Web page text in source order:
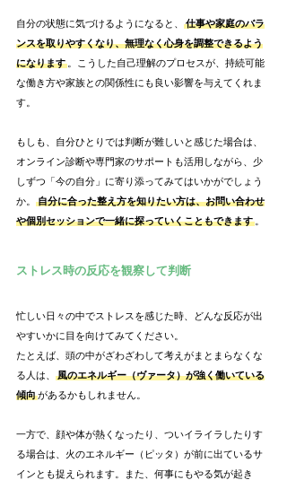
自分の状態に気づけるようになると、
仕事や家庭のバラ
ンスを取りやすくなり、無理なく心身を調整できるよう
になります 。こうした自己理解のプロセスが、持続可能
な働き方や家族との関係性にも良い影響を与えてくれま
す。
もしも、自分ひとりでは判断が難しいと感じた場合は、
オンライン診断や専門家のサポートも活用しながら、少
しずつ「今の自分」に寄り添ってみてはいかがでしょう
か。
自分に合った整え方を知りたい方は、お問い合わせ
や個別セッションで一緒に探っていくこともできます 。
ストレス時の反応を観察して判断
忙しい日々の中でストレスを感じた時、どんな反応が出
やすいかに目を向けてみてください。
たとえば、頭の中がざわざわして考えがまとまらなくな
る人は、
風のエネルギー（ヴァータ）が強く働いている
傾向があるかもしれません。
一方で、顔や体が熱くなったり、ついイライラしたりす
る場合は、火のエネルギー（ピッタ）が前に出ているサ
インとも捉えられます。また、何事にもやる気が起き